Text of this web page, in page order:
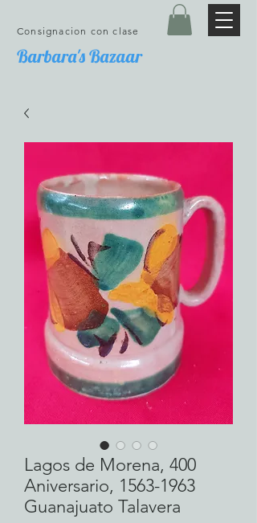
Barbara's Bazaar
Consignacion con clase
Lagos de Morena, 400
Aniversario, 1563-1963
Guanajuato Talavera